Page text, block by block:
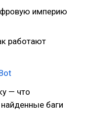
империю
работают
— что
баги